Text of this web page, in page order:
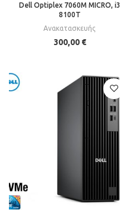
Dell Optiplex 7060M MICRO, i3
8100T
Ανακατασκευής
300,00 €